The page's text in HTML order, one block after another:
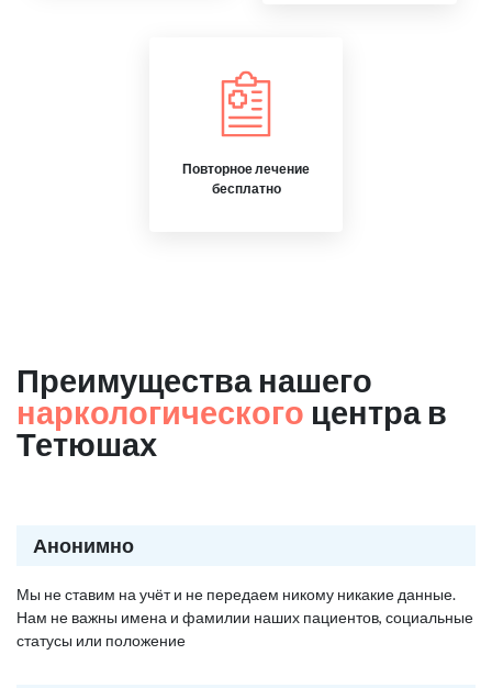
Повторное лечение
бесплатно
Преимущества нашего
наркологического центра в
Тетюшах
Анонимно
Мы не ставим на учёт и не передаем никому никакие данные.
Нам не важны имена и фамилии наших пациентов, социальные
статусы или положение